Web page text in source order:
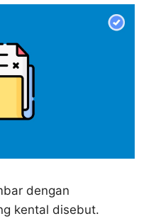
dengan
kental disebut.